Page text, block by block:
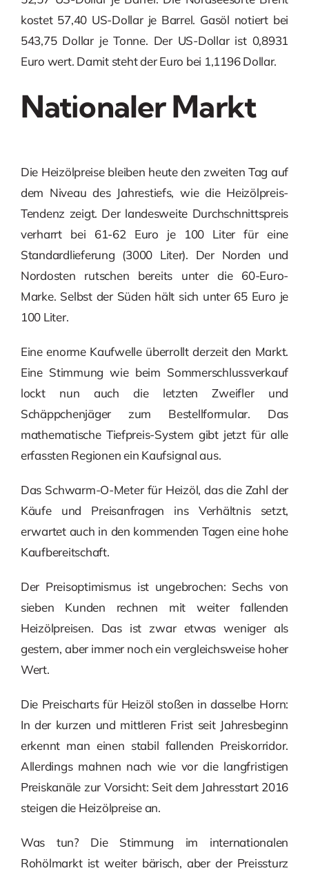
kostet 57,40 US-Dollar je Barrel. Gasöl notiert bei
543,75 Dollar je Tonne. Der US-Dollar ist 0,8931
Euro wert. Damit steht der Euro bei 1,1196 Dollar.
Nationaler Markt
Die Heizölpreise bleiben heute den zweiten Tag auf
dem Niveau des Jahrestiefs, wie die Heizölpreis-
Tendenz zeigt. Der landesweite Durchschnittspreis
verharrt bei 61-62 Euro je 100 Liter für eine
Standardlieferung (3000 Liter). Der Norden und
Nordosten rutschen bereits unter die 60-Euro-
Marke. Selbst der Süden hält sich unter 65 Euro je
100 Liter.
Eine enorme Kaufwelle überrollt derzeit den Markt.
Eine Stimmung wie beim Sommerschlussverkauf
lockt nun auch die letzten Zweifler und
Schäppchenjäger zum Bestellformular. Das
mathematische Tiefpreis-System gibt jetzt für alle
erfassten Regionen ein Kaufsignal aus.
Das Schwarm-O-Meter für Heizöl, das die Zahl der
Käufe und Preisanfragen ins Verhältnis setzt,
erwartet auch in den kommenden Tagen eine hohe
Kaufbereitschaft.
Der Preisoptimismus ist ungebrochen: Sechs von
sieben Kunden rechnen mit weiter fallenden
Heizölpreisen. Das ist zwar etwas weniger als
gestern, aber immer noch ein vergleichsweise hoher
Wert.
Die Preischarts für Heizöl stoßen in dasselbe Horn:
In der kurzen und mittleren Frist seit Jahresbeginn
erkennt man einen stabil fallenden Preiskorridor.
Allerdings mahnen nach wie vor die langfristigen
Preiskanäle zur Vorsicht: Seit dem Jahresstart 2016
steigen die Heizölpreise an.
Was tun? Die Stimmung im internationalen
Rohölmarkt ist weiter bärisch, aber der Preissturz